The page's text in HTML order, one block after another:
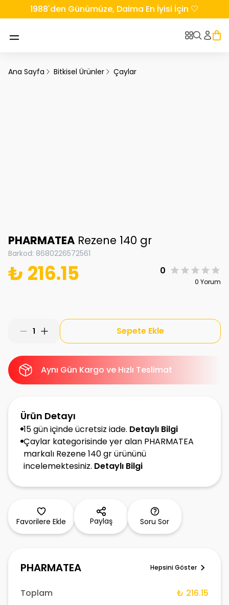
1988'den Günümüze, Daima En İyisi İçin 🤍
Ana Sayfa Bitkisel Ürünler Çaylar
PHARMATEA Rezene 140 gr
Barkod: 8680226572561
₺ 216.15 0
0 Yorum
1 Sepete Ekle
Aynı Gün Kargo ve Hızlı Teslimat
Ürün Detayı
15 gün içinde ücretsiz iade. Detaylı Bilgi
Çaylar kategorisinde yer alan PHARMATEA
markalı Rezene 140 gr ürününü
incelemektesiniz. Detaylı Bilgi
Favorilere Ekle Paylaş Soru Sor
PHARMATEA Hepsini Göster
Toplam
₺ 216.15